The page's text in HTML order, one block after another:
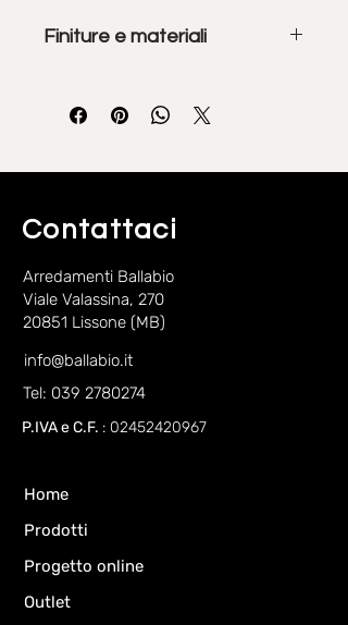
Finiture e materiali
sono disponibili in varie finiture:
essenze, colori, materici.
cotone, HOP o cotone operato in
Contattaci
Arredamenti Ballabio
Viale Valassina, 270
20851 Lissone (MB)
info@ballabio.it
Tel: 039 2780274
P.IVA e C.F. : 02452420967
Home
Prodotti
Progetto online
Outlet